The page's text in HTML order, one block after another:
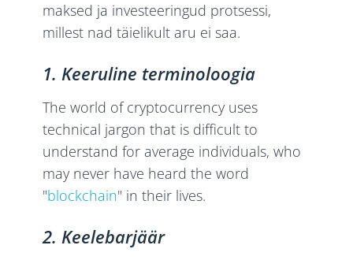
maksed ja investeeringud protsessi,
millest nad täielikult aru ei saa.
1. Keeruline terminoloogia
The world of cryptocurrency uses
technical jargon that is difficult to
understand for average individuals, who
may never have heard the word
"blockchain" in their lives.
2. Keelebarjäär